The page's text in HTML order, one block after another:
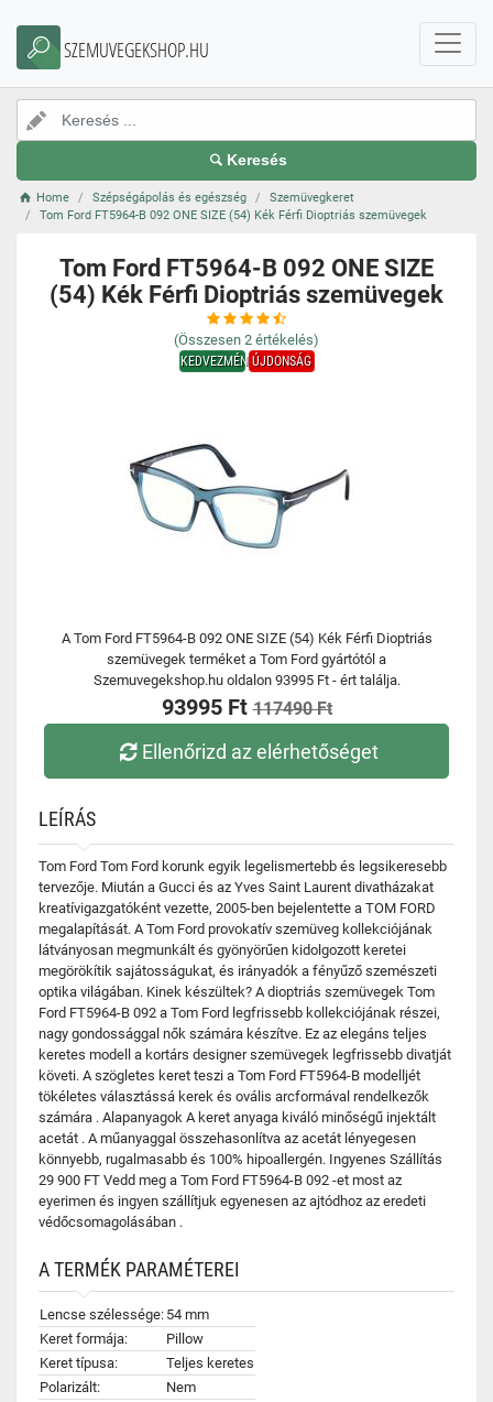
SZEMUVEGEKSHOP.HU
Keresés
Home Szépségápolás és egészség
Szemüvegkeret
Tom Ford FT5964-B 092 ONE SIZE (54) Kék Férfi Dioptriás szemüvegek
Tom Ford FT5964-B 092 ONE SIZE
(54) Kék Férfi Dioptriás szemüvegek
(Összesen 2 értékelés)
KEDVEZMÉNYÚJDONSÁG
A Tom Ford FT5964-B 092 ONE SIZE (54) Kék Férfi Dioptriás
szemüvegek terméket a Tom Ford gyártótól a
Szemuvegekshop.hu oldalon 93995 Ft - ért találja.
93995 Ft117490 Ft
Ellenőrizd az elérhetőséget
LEÍRÁS
Tom Ford Tom Ford korunk egyik legelismertebb és legsikeresebb
tervezője. Miután a Gucci és az Yves Saint Laurent divatházakat
kreatívigazgatóként vezette, 2005-ben bejelentette a TOM FORD
megalapítását. A Tom Ford provokatív szemüveg kollekciójának
látványosan megmunkált és gyönyörűen kidolgozott keretei
megörökítik sajátosságukat, és irányadók a fényűző szemészeti
optika világában. Kinek készültek? A dioptriás szemüvegek Tom
Ford FT5964-B 092 a Tom Ford legfrissebb kollekciójának részei,
nagy gondossággal nők számára készítve. Ez az elegáns teljes
keretes modell a kortárs designer szemüvegek legfrissebb divatját
követi. A szögletes keret teszi a Tom Ford FT5964-B modelljét
tökéletes választássá kerek és ovális arcformával rendelkezők
számára . Alapanyagok A keret anyaga kiváló minőségű injektált
acetát . A műanyaggal összehasonlítva az acetát lényegesen
könnyebb, rugalmasabb és 100% hipoallergén. Ingyenes Szállítás
29 900 FT Vedd meg a Tom Ford FT5964-B 092 -et most az
eyerimen és ingyen szállítjuk egyenesen az ajtódhoz az eredeti
védőcsomagolásában .
A TERMÉK PARAMÉTEREI
Lencse szélessége: 54 mm
Keret formája:
Pillow
Keret típusa:
Teljes keretes
Polarizált:
Nem